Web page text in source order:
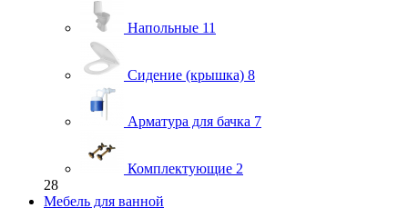
Напольные 11
Сидение (крышка) 8
Арматура для бачка 7
Комплектующие 2
28
Мебель для ванной